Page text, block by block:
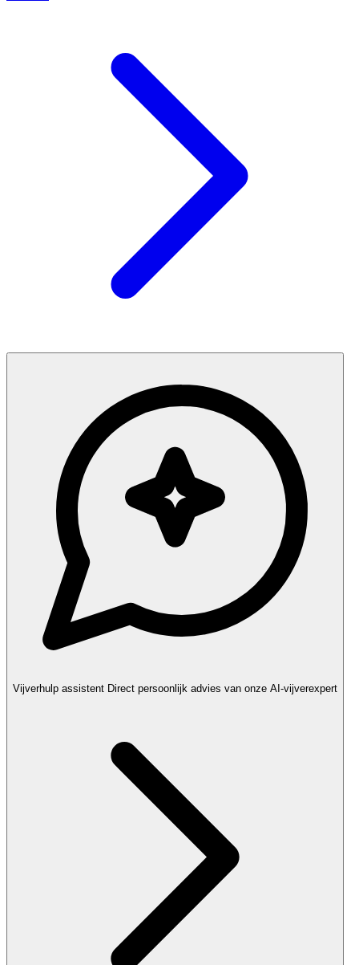
Vijverhulp assistent Direct persoonlijk advies van onze AI-vijverexpert